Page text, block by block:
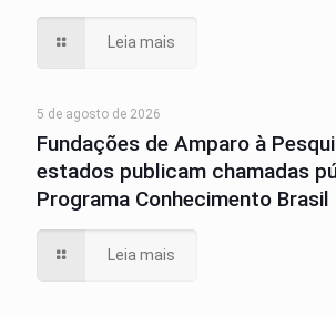
Leia mais
5 de agosto de 2026
Fundações de Amparo à
estados publicam chamadas
Programa Conhecimento Brasil
Leia mais